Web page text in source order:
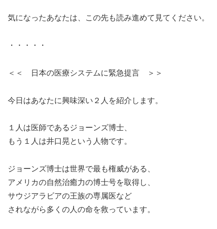
気になったあなたは、この先も読み進めて見てください。
・・・・・
＜＜ 日本の医療システムに緊急提言 ＞＞
今日はあなたに興味深い２人を紹介します。
１人は医師であるジョーンズ博士、
もう１人は井口晃という人物です。
ジョーンズ博士は世界で最も権威がある、
アメリカの自然治癒力の博士号を取得し、
サウジアラビアの王族の専属医など
されながら多くの人の命を救っています。